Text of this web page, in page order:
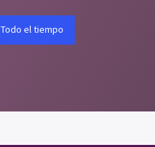
Todo el tiempo